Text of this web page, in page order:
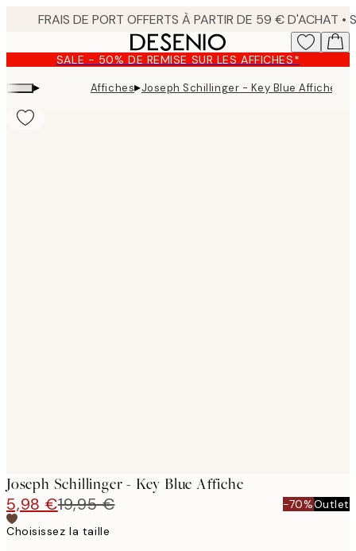
content.SALE - 50% DE REMISE SUR LES AFFICHES*
▸ Affiches▸Joseph Schillinger - Key Blue Affiche
Joseph Schillinger - Key Blue Affiche
5,98 €19,95 € -70%Outlet
Choisissez la taille